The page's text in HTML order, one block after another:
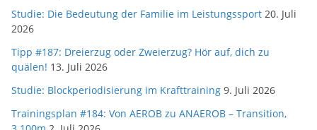
Studie: Die Bedeutung der Familie im Leistungssport 20. Juli
2026
Tipp #187: Dreierzug oder Zweierzug? Hör auf, dich zu
quälen! 13. Juli 2026
Studie: Blockperiodisierung im Krafttraining 9. Juli 2026
Trainingsplan #184: Von AEROB zu ANAEROB – Transition,